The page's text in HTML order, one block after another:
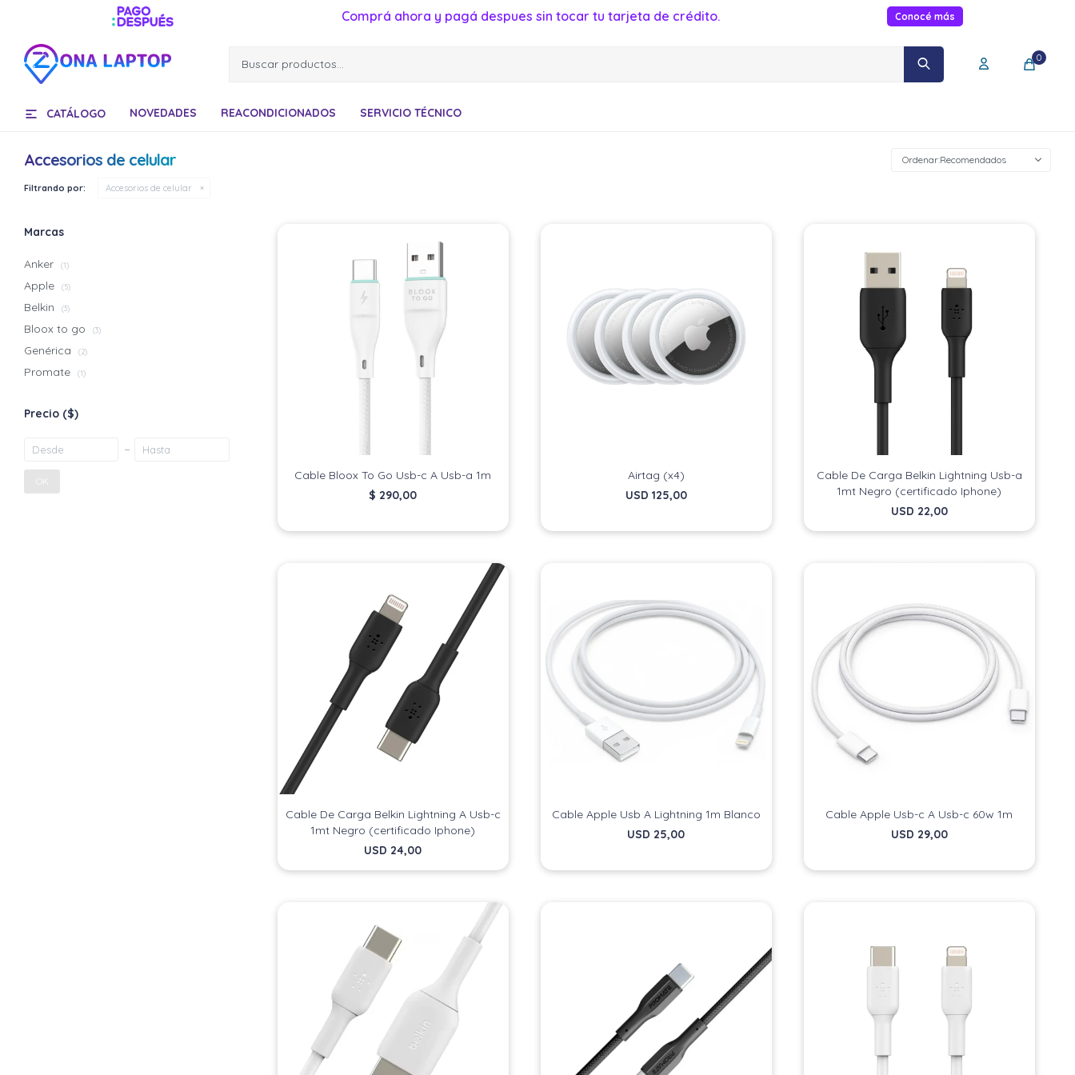
Comprá ahora y pagá despues sin tocar tu tarjeta de crédito. Conocé más
CATÁLOGO NOVEDADES REACONDICIONADOS SERVICIO TÉCNICO
0
Accesorios de celular Recomendados
Filtrando por: Accesorios de celular
Cable Bloox To Go Usb-c A Usb-a 1m
$ 290,00
Airtag (x4)
USD 125,00
Cable De Carga Belkin Lightning Usb-a
1mt Negro (certificado Iphone)
USD 22,00
Cable De Carga Belkin Lightning A Usb-c
1mt Negro (certificado Iphone)
USD 24,00
Cable Apple Usb A Lightning 1m Blanco
USD 25,00
Cable Apple Usb-c A Usb-c 60w 1m
USD 29,00
Marcas
Anker (1)
Apple (5)
Belkin (3)
Bloox to go (3)
Genérica (2)
Promate (1)
Precio ($)
OK